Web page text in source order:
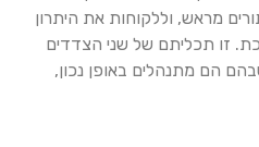
מראש, וללקוחות את היתרון
זו תכליתם של שני הצדדים
הם מתנהלים באופן נכון,